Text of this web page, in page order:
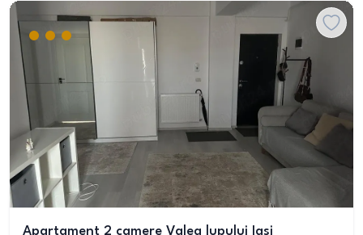
Apartament 2 camere Valea lupului Iasi